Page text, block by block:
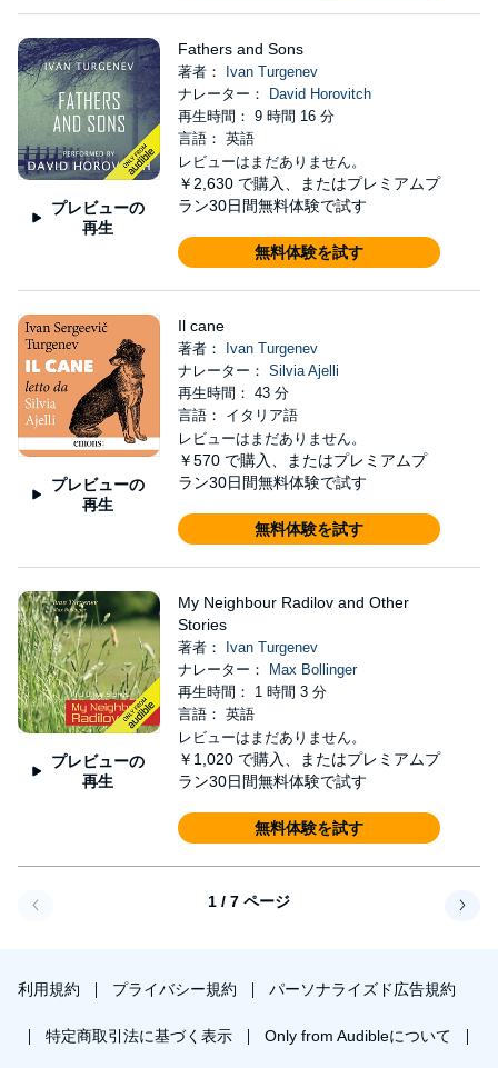
プレビューの
再生
Fathers and Sons
著者：
Ivan Turgenev
ナレーター：
David Horovitch
再生時間： 9 時間 16 分
言語： 英語
レビューはまだありません。
￥2,630 で購入、またはプレミアムプ
ラン30日間無料体験で試す
無料体験を試す
プレビューの
再生
Il cane
著者：
Ivan Turgenev
ナレーター： Silvia Ajelli
再生時間： 43 分
言語： イタリア語
レビューはまだありません。
￥570 で購入、またはプレミアムプ
ラン30日間無料体験で試す
無料体験を試す
プレビューの
再生
My Neighbour Radilov and Other
Stories
著者：
Ivan Turgenev
ナレーター：
Max Bollinger
再生時間： 1 時間 3 分
言語： 英語
レビューはまだありません。
￥1,020 で購入、またはプレミアムプ
ラン30日間無料体験で試す
無料体験を試す
1 / 7 ページ
利用規約 プライバシー規約 パーソナライズド広告規約
特定商取引法に基づく表示 Only from Audibleについて